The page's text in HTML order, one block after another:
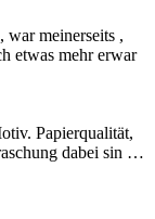
war meinerseits ,
etwas mehr erwar
Papierqualität,
dabei sin …